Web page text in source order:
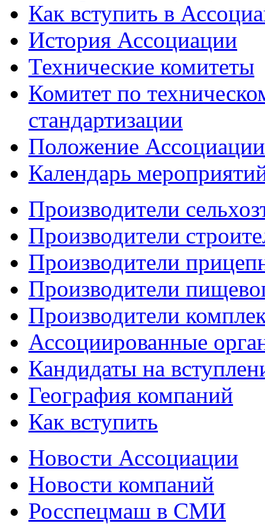
Как вступить в
История Ассоциации
Технические комитеты
Комитет по
стандартизации
Положение
Календарь
Производители
Производители
Производители
Производители
Производители
Ассоциированные
Кандидаты на
География компаний
Как вступить
Новости Ассоциации
Новости компаний
Росспецмаш в СМИ